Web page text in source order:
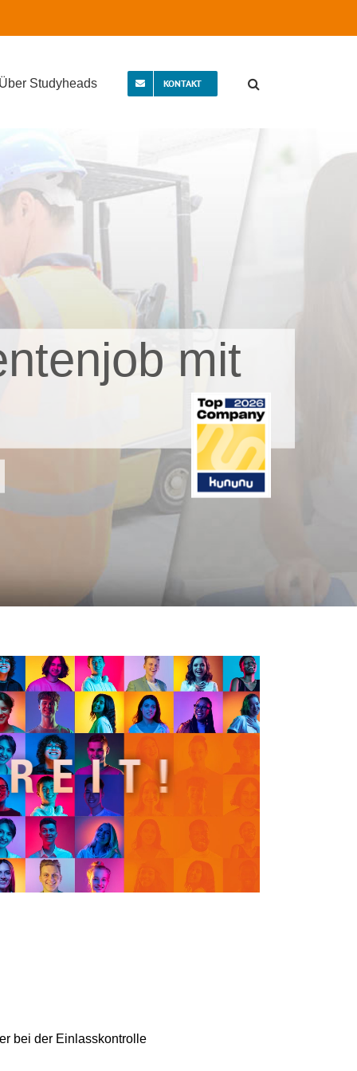
Studyheads KONTAKT
mit
bei der Einlasskontrolle